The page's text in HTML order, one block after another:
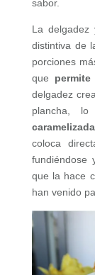
sabor.
La delgadez
distintiva de
porciones
que
delgadez
plancha,
caramelizada
coloca
fundiéndose
que la hace
han venido